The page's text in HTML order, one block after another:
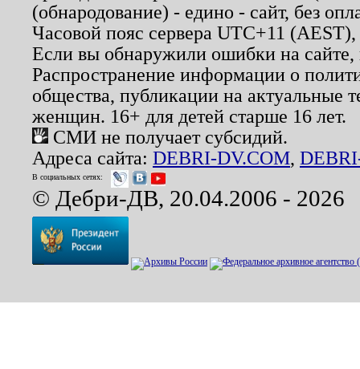
(обнародование) - едино - сайт, без
Часовой пояс сервера UTC+11
Если вы обнаружили ошибки на
Распространение информации о
общества, публикации на актуальные
женщин. 16+ для детей старше 16 лет.
СМИ не получает субсидий.
Адреса сайта: DEBRI-DV.COM,
В социальных сетях:
© Дебри-ДВ, 20.04.2006 - 2026